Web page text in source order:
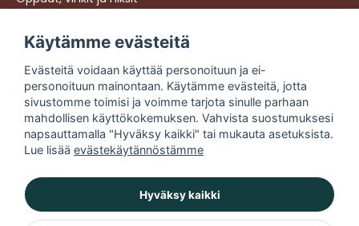
Följ oss:
Instagram
Facebook
TikTok
YouTube
Nopeat toimitukset
Turvalliset ostokset
Ilmainen toimitus yli
49 € tilauksiin
Käytämme evästeitä
Evästeitä voidaan käyttää personoituun ja ei-
personoituun mainontaan. Käytämme evästeitä, jotta
sivustomme toimisi ja voimme tarjota sinulle parhaan
mahdollisen käyttökokemuksen. Vahvista suostumuksesi
napsauttamalla "Hyväksy kaikki" tai mukauta asetuksista.
Lue lisää evästekäytännöstämme
Hyväksy kaikki